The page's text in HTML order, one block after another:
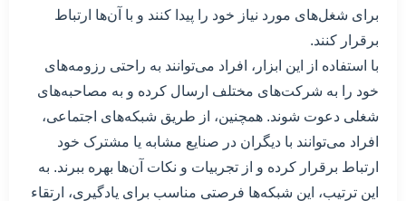
برای شغل‌های مورد نیاز خود را پیدا کنند و با آن‌ها ارتباط
برقرار کنند.
با استفاده از این ابزار، افراد می‌توانند به راحتی رزومه‌های
خود را به شرکت‌های مختلف ارسال کرده و به مصاحبه‌های
شغلی دعوت شوند. همچنین، از طریق شبکه‌های اجتماعی،
افراد می‌توانند با دیگران در صنایع مشابه یا مشترک خود
ارتباط برقرار کرده و از تجربیات و نکات آن‌ها بهره ببرند. به
این ترتیب، این شبکه‌ها فرصتی مناسب برای یادگیری، ارتقاء